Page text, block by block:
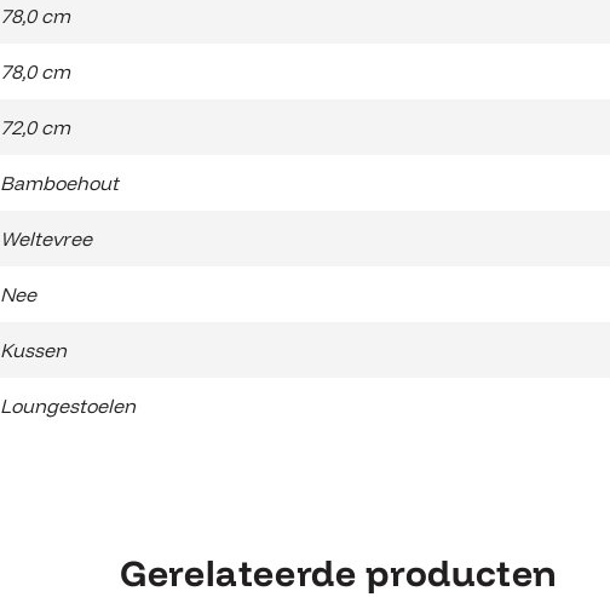
78,0 cm
78,0 cm
72,0 cm
Bamboehout
Weltevree
Nee
Kussen
Loungestoelen
Gerelateerde producten